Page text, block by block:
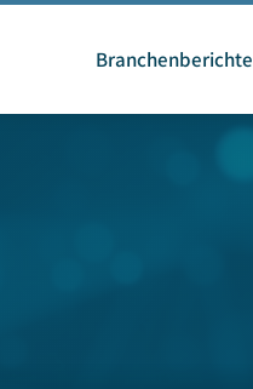
Branchenberichte